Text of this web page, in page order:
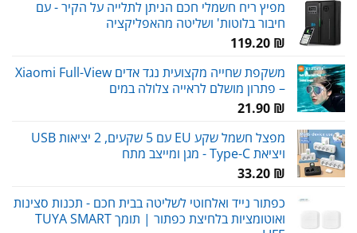
מפיץ ריח חשמלי חכם הניתן לתלייה על הקיר - עם
חיבור בלוטות' ושליטה מהאפליקציה
119.20 ₪
משקפת שחייה מקצועית נגד אדים Xiaomi Full-View
– פתרון מושלם לראייה צלולה במים
21.90 ₪
מפצל חשמל שקע EU עם 5 שקעים, 2 יציאות USB
ויציאת Type-C - מגן ומייצב מתח
33.20 ₪
כפתור נייד ואלחוטי לשליטה בבית חכם - תכנות סצינות
ואוטומציות בלחיצת כפתור | תומך TUYA SMART